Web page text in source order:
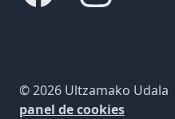
© 2026 Ultzamako Udala
panel de cookies